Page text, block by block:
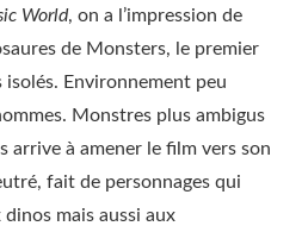
World, on a l’impression de
de Monsters, le premier
Environnement peu
Monstres plus ambigus
arrive à amener le film vers son
fait de personnages qui
mais aussi aux